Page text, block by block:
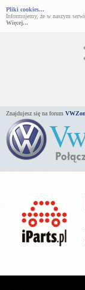
Pliki cookies...
Informujemy, że w naszym
Więcej...
Znajdujesz się na forum